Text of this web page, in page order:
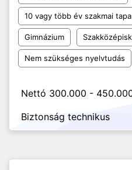
10 vagy több év szakmai
Gimnázium
Nem szükséges nyelvtudás
Nettó 300.000 -
Biztonság technikus